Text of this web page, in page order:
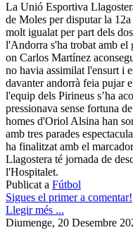
La Unió Esportiva
de Moles per disputar la
molt igualat per part dels
l'Andorra s'ha trobat amb el
on Carlos Martínez
no havia assimilat l'ensurt i
davanter andorrà feia pujar
l'equip dels Pirineus s’ha
pressionava sense fortuna
homes d'Oriol Alsina han
amb tres parades
ha finalitzat amb el
Llagostera té jornada de
l'Hospitalet.
Publicat a Fútbol
Sigues el primer a comentar!
Llegir més ...
Diumenge, 20 Desembre